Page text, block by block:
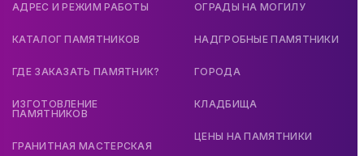
АДРЕС И РЕЖИМ РАБОТЫ
КАТАЛОГ ПАМЯТНИКОВ
ГДЕ ЗАКАЗАТЬ ПАМЯТНИК?
ИЗГОТОВЛЕНИЕ
ПАМЯТНИКОВ
ГРАНИТНАЯ МАСТЕРСКАЯ
ОГРАДЫ НА МОГИЛУ
НАДГРОБНЫЕ ПАМЯТНИКИ
ГОРОДА
КЛАДБИЩА
ЦЕНЫ НА ПАМЯТНИКИ